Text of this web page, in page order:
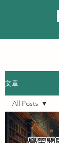
文章
All Posts
Inner discovery
All Posts